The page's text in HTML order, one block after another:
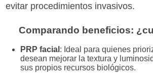
evitar procedimientos invasivos.
Comparando beneficios:
PRP facial : Ideal para quienes
desean mejorar la textura y
sus propios recursos biológicos.